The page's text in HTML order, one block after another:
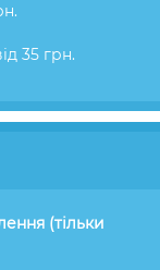
35 грн.
(тільки